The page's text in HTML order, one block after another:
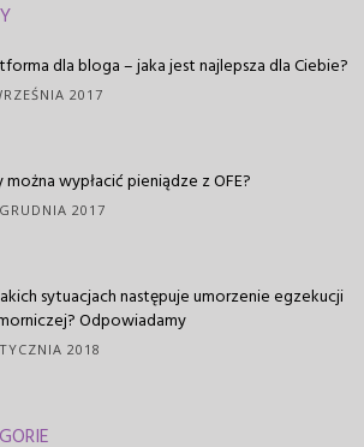
dla bloga – jaka jest najlepsza dla Ciebie?
2017
można wypłacić pieniądze z OFE?
2017
sytuacjach następuje umorzenie egzekucji
Odpowiadamy
2018